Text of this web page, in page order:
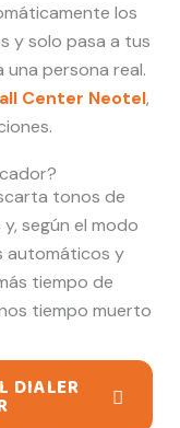
los
y solo pasa a tus
persona real.
Center Neotel,
tonos de
según el modo
automáticos y
tiempo de
tiempo muerto
DIALER